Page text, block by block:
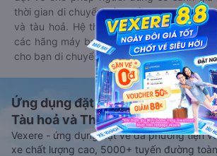
thời gian di chuyển của nhiều phương tiện
và tàu hoả. Hệ thống của Goyolo được
các hãng máy bay, xe khách và tàu hoả,
cho bạn di chuyển.
Ứng dụng đặt vé Xe khách, Máy
Tàu hoả và Thuê xe
Vexere - ứng dụng đặt vé đa phương tiện
xe chất lượng cao, 5000+ tuyến đường